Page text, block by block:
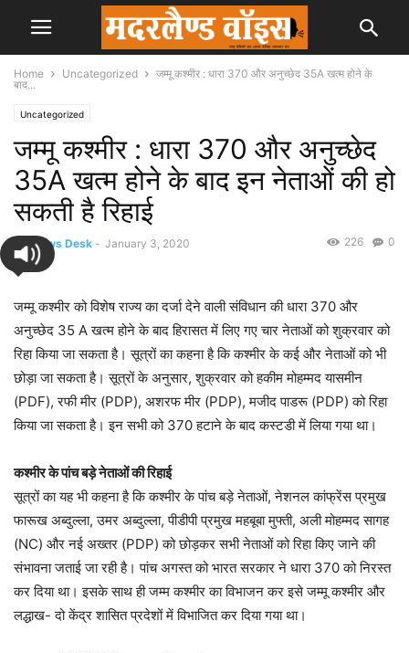
Home Uncategorized
जम्मू कश्मीर : धारा 370 और अनुच्छेद 35A खत्म होने के
बाद...
Uncategorized
जम्मू कश्मीर : धारा 370 और अनुच्छेद
35A खत्म होने के बाद इन नेताओं की हो
सकती है रिहाई
By News Desk - January 3, 2020 0
226
जम्मू कश्मीर को विशेष राज्य का दर्जा देने वाली संविधान की धारा 370 और
अनुच्छेद 35 A खत्म होने के बाद हिरासत में लिए गए चार नेताओं को शुक्रवार को
रिहा किया जा सकता है। सूत्रों का कहना है कि कश्मीर के कई और नेताओं को भी
छोड़ा जा सकता है। सूत्रों के अनुसार, शुक्रवार को हकीम मोहम्मद यासमीन
(PDF), रफी मीर (PDP), अशरफ मीर (PDP), मजीद पाडरू (PDP) को रिहा
किया जा सकता है। इन सभी को 370 हटाने के बाद कस्टडी में लिया गया था।
कश्मीर के पांच बड़े नेताओं की रिहाई
सूत्रों का यह भी कहना है कि कश्मीर के पांच बड़े नेताओं, नेशनल कांफ्रेंस प्रमुख
फारूख अब्दुल्ला, उमर अब्दुल्ला, पीडीपी प्रमुख महबूबा मुफ्ती, अली मोहम्मद सागह
(NC) और नई अख्तर (PDP) को छोड़कर सभी नेताओं को रिहा किए जाने की
संभावना जताई जा रही है। पांच अगस्त को भारत सरकार ने धारा 370 को निरस्त
कर दिया था। इसके साथ ही जम्म कश्मीर का विभाजन कर इसे जम्मू कश्मीर और
लद्धाख- दो केंद्र शासित प्रदेशों में विभाजित कर दिया गया था।